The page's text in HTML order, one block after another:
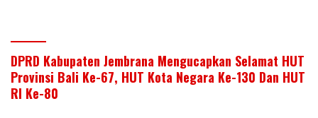
DPRD Kabupaten Jembrana Mengucapkan Selamat HUT
Provinsi Bali Ke-67, HUT Kota Negara Ke-130 Dan HUT
RI Ke-80